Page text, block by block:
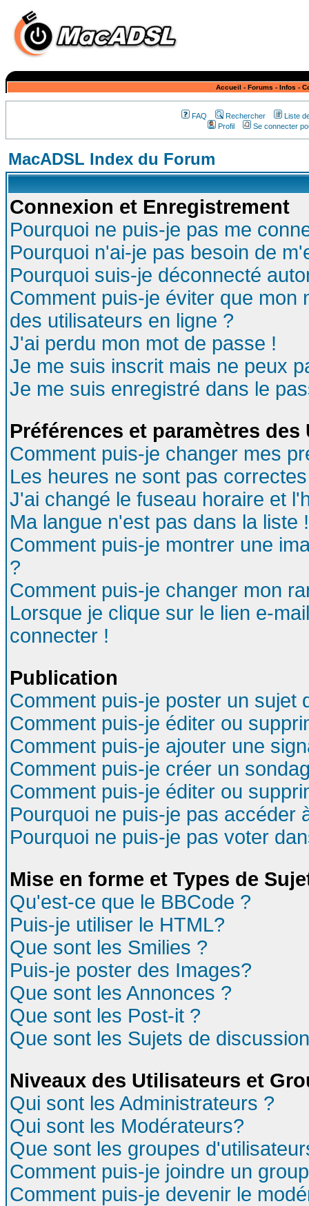
Accueil - Forums - Infos -
FAQ Rechercher
Liste
Profil
Se connecter
MacADSL Index du Forum
Connexion et Enregistrement
Pourquoi ne puis-je pas me
Pourquoi n'ai-je pas besoin de
Pourquoi suis-je déconnecté
Comment puis-je éviter que mon
des utilisateurs en ligne ?
J'ai perdu mon mot de passe !
Je me suis inscrit mais ne peux
Je me suis enregistré dans le
Préférences et paramètres
Comment puis-je changer mes
Les heures ne sont pas
J'ai changé le fuseau horaire et
Ma langue n'est pas dans la liste !
Comment puis-je montrer une
?
Comment puis-je changer mon
Lorsque je clique sur le lien e-
connecter !
Publication
Comment puis-je poster un sujet
Comment puis-je éditer ou
Comment puis-je ajouter une
Comment puis-je créer un
Comment puis-je éditer ou
Pourquoi ne puis-je pas accéder
Pourquoi ne puis-je pas voter
Mise en forme et Types de
Qu'est-ce que le BBCode ?
Puis-je utiliser le HTML?
Que sont les Smilies ?
Puis-je poster des Images?
Que sont les Annonces ?
Que sont les Post-it ?
Que sont les Sujets de
Niveaux des Utilisateurs et
Qui sont les Administrateurs ?
Qui sont les Modérateurs?
Que sont les groupes
Comment puis-je joindre un
Comment puis-je devenir le